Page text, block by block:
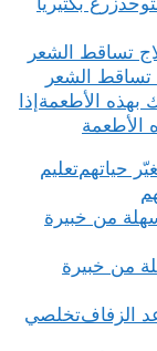
تساقط الشعر
إذا
الأطعمة
تعليم
من خبيرة
تخلصي